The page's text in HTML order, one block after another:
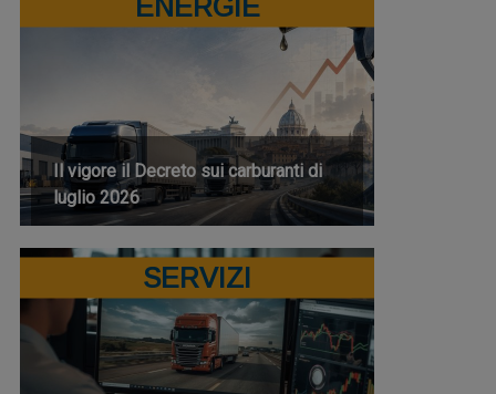
ENERGIE
Il vigore il Decreto sui carburanti di
luglio 2026
SERVIZI